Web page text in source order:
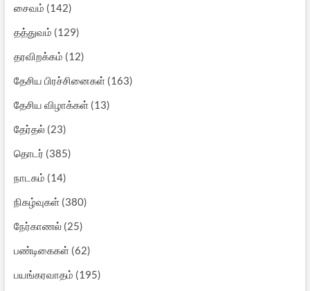
சைவம் (142)
தத்துவம் (129)
தரவிறக்கம் (12)
தேசிய பிரச்சினைகள்(163)
தேசிய விழாக்கள்(13)
தேர்தல்(23)
தொடர் (385)
நாடகம் (14)
நிகழ்வுகள்(380)
நேர்காணல்(25)
பண்டிகைகள்(62)
பயங்கரவாதம் (195)